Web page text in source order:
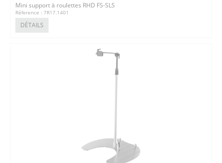
Mini support à roulettes RHD FS-SLS
Réference : 7R17.1401
DÉTAILS